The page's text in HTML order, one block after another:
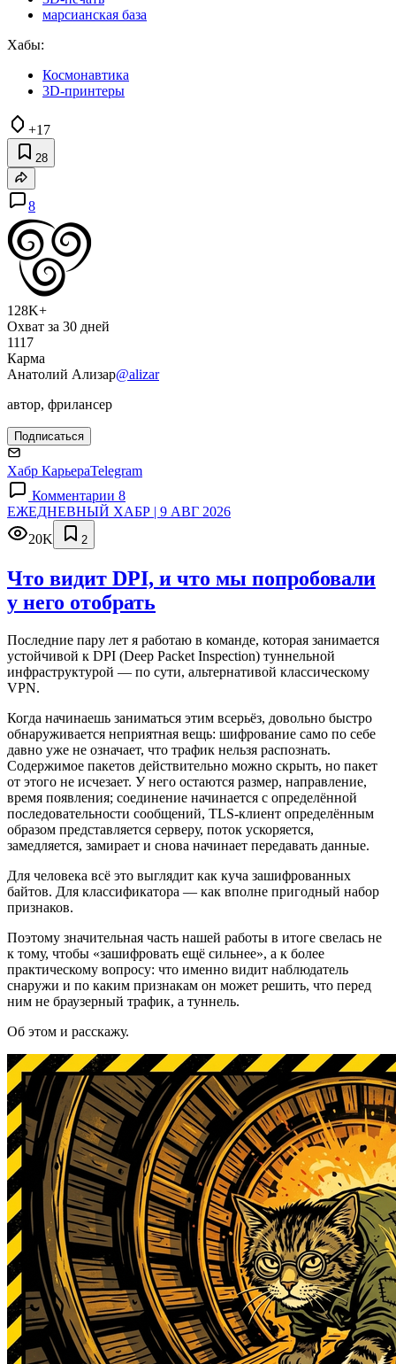
марсианская база
Хабы:
Космонавтика
3D-принтеры
+17
28
8
128K+
Охват за 30 дней
1117
Карма
Анатолий Ализар@alizar
автор, фрилансер
Подписаться
Хабр КарьераTelegram
Комментарии 8
ЕЖЕДНЕВНЫЙ ХАБР | 9 АВГ 2026
20K
2
Что видит DPI, и что мы попробовали
у него отобрать
Последние пару лет я работаю в команде, которая занимается
устойчивой к DPI (Deep Packet Inspection) туннельной
инфраструктурой — по сути, альтернативой классическому
VPN.
Когда начинаешь заниматься этим всерьёз, довольно быстро
обнаруживается неприятная вещь: шифрование само по себе
давно уже не означает, что трафик нельзя распознать.
Содержимое пакетов действительно можно скрыть, но пакет
от этого не исчезает. У него остаются размер, направление,
время появления; соединение начинается с определённой
последовательности сообщений, TLS-клиент определённым
образом представляется серверу, поток ускоряется,
замедляется, замирает и снова начинает передавать данные.
Для человека всё это выглядит как куча зашифрованных
байтов. Для классификатора — как вполне пригодный набор
признаков.
Поэтому значительная часть нашей работы в итоге свелась не
к тому, чтобы «зашифровать ещё сильнее», а к более
практическому вопросу: что именно видит наблюдатель
снаружи и по каким признакам он может решить, что перед
ним не браузерный трафик, а туннель.
Об этом и расскажу.